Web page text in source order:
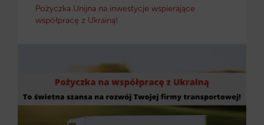
Pożyczka Unijna na inwestycje wspierające
współpracę z Ukrainą!